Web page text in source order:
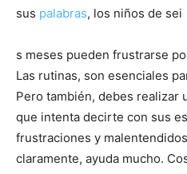
sus palabras, los niños de sei
s meses pueden frustrarse
Las rutinas, son esenciales
Pero también, debes realizar
que intenta decirte con sus
frustraciones y
claramente, ayuda mucho.